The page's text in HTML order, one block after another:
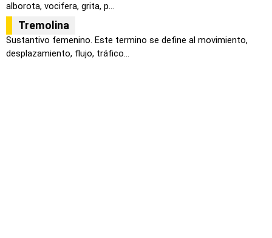
alborota, vocifera, grita, p...
Tremolina
Sustantivo femenino. Este termino se define al movimiento,
desplazamiento, flujo, tráfico...